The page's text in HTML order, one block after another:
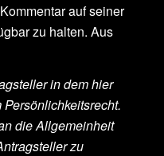
auf seiner
zu halten. Aus
in dem hier
die Allgemeinheit
zu